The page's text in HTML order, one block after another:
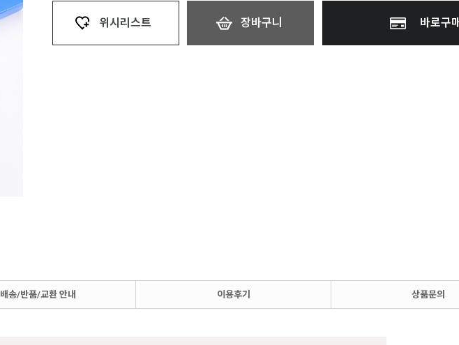
위시리스트 장바구니 바로구
배송/반품/교환 안내 이용후기 상품문의